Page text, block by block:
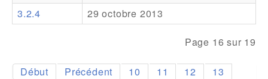
3.2.4
29 octobre 2013
Page 16 sur 19
Début Précédent 10 11 12
13